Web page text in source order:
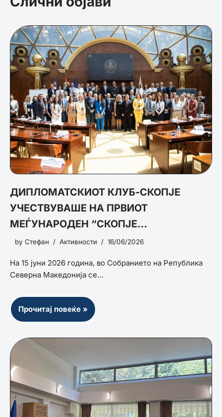
ДИПЛОМАТСКИОТ КЛУБ-СКОПЈЕ
УЧЕСТВУВАШЕ НА ПРВИОТ
МЕЃУНАРОДЕН “СКОПЈЕ
БЕЗБЕДНОСЕН ФОРУМ 2026“
by Стефан Активности 16/06/2026
На 15 јуни 2026 година, во Собранието на Република
Северна Македонија се…
Прочитај повеќе »